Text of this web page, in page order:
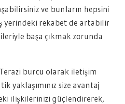
ve bunların hepsini
yerindeki rekabet de artabilir
başa çıkmak zorunda
burcu olarak iletişim
yaklaşımınız size avantaj
ilişkilerinizi güçlendirerek,